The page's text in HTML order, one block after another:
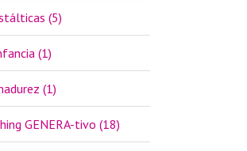
(5)
(1)
(1)
GENERA-tivo (18)